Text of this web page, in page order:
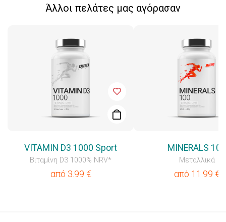
Άλλοι πελάτες μας αγόρασαν
VITAMIN D3 1000 Sport
Βιταμίνη D3 1000% NRV*
από 3.99 €
MINERALS 100
Μεταλλικά
από 11.99 €